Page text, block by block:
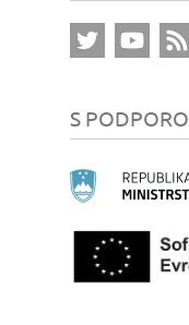
S PODPORO